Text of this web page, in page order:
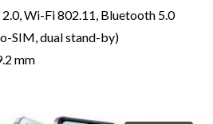
Wi-Fi 802.11, Bluetooth 5.0
SIM, dual stand-by)
mm